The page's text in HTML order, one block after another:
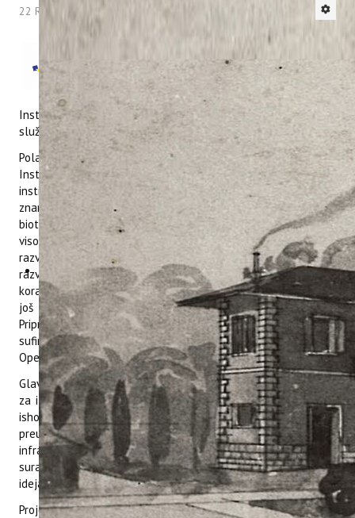
22 Rujan 2021 Hitova: 4051
Novi projekt Instituta za poljoprivredu i
turizam „Znanstvena platforma za
istraživanje i razvoj inovacija u održivoj
poljoprivredi – dogradnja i opremanje
Instituta za poljoprivredu i turizam“ (KK.01.1.1.09.0030)
službeno je započeo s aktivnostima 17. lipnja 2021. godine.
Polazište ovog izrazito važnog projekta temelji se na misiji
Instituta za poljoprivredu i turizam da kao javni znanstveni
institut koji djeluje u području biotehničkih i društvenih
znanosti (polja: poljoprivreda, prehrambena tehnologija,
biotehnologija i turizam) provodi znanstvena istraživanja
visokog utjecaja usklađena sa strateškim odrednicama
razvoja RH i EU. Slijedom toga potrebno je kontinuirano
razvijati ljudske potencijale i infrastrukturu kako bismo držali
korak s razvojem znanosti najnaprednijih država. U tu svrhu
još 2019. godine prijavljen je istoimeni projekt na poziv
Priprema IRI infrastrukturnih projekata (KK.01.1.1.09) koji je
sufinanciran Europskog fonda za regionalni razvoj, putem
Operativnog programa „Konkurentnost i kohezija 2014-2020“.
Glavni cilj ovog projekta je priprema projektne dokumentacije
za izgradnju, dogradnju, adaptaciju i opremanje Instituta (do
ishođenja građevinske dozvole), uključujući i organizacijski
preustroj, s ciljem uspostave napredne znanstvene
infrastrukture za međunarodno kompetitivna istraživanja te
suradnju s gospodarstvom u razvoju inovativnih poslovnih
ideja utemeljenih na znanju.
Projekt ima nekoliko razvojnih faza od kojih je trenutno